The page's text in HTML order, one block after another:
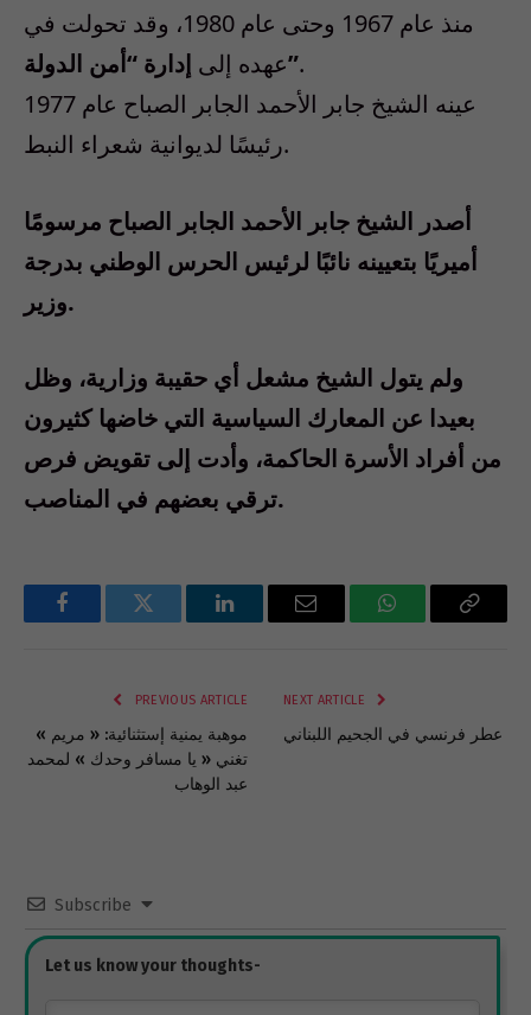
منذ عام 1967 وحتى عام 1980، وقد تحولت في
عهده إلىإدارة “أمن الدولة”.
عينه الشيخ جابر الأحمد الجابر الصباح عام 1977
رئيسًا لديوانية شعراء النبط.
أصدر الشيخ جابر الأحمد الجابر الصباح مرسومًا
أميريًا بتعيينه نائبًا لرئيس الحرس الوطني بدرجة
وزير.
ولم يتول الشيخ مشعل أي حقيبة وزارية، وظل
بعيدا عن المعارك السياسية التي خاضها كثيرون
من أفراد الأسرة الحاكمة، وأدت إلى تقويض فرص
ترقي بعضهم في المناصب.
FacebookTwitter LinkedInEmail WhatsAppCopy
PREVIOUS ARTICLE
موهبة يمنية إستثنائية: « مريم »
تغني « يا مسافر وحدك » لمحمد
عبد الوهاب
NEXT ARTICLE
عطر فرنسي في الجحيم اللبناني
Subscribe